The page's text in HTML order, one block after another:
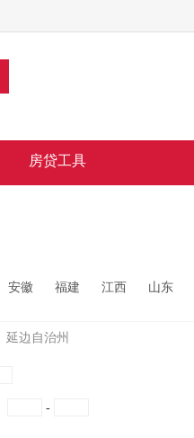
房贷工具
安徽 福建 江西 山东
延边自治州
-